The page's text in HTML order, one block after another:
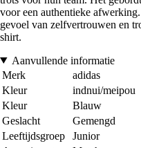
voor een authentieke
gevoel van zelfvertrouwen en
shirt.
Aanvullende informatie
Merk
adidas
Kleur
indnui/meipou
Kleur
Blauw
Geslacht
Gemengd
Leeftijdsgroep
Junior